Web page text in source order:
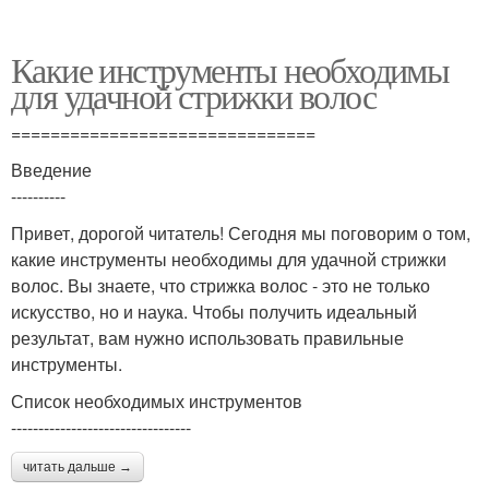
Какие инструменты необходимы
для удачной стрижки волос
===============================
Введение
----------
Привет, дорогой читатель! Сегодня мы поговорим о том,
какие инструменты необходимы для удачной стрижки
волос. Вы знаете, что стрижка волос - это не только
искусство, но и наука. Чтобы получить идеальный
результат, вам нужно использовать правильные
инструменты.
Список необходимых инструментов
---------------------------------
читать дальше →